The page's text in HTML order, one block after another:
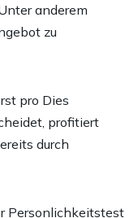
anderem
zu
pro Dies
profitiert
durch
Personlichkeitstest